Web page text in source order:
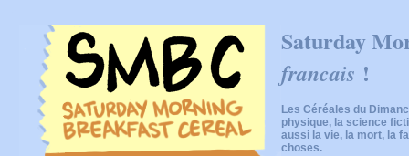
Saturday
francais !
Les Céréales du
physique, la science
aussi la vie, la mort, la
choses.